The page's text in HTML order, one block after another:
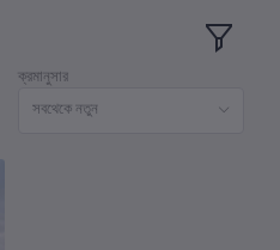
ক্রমানুসার
সবথেকে নতুন